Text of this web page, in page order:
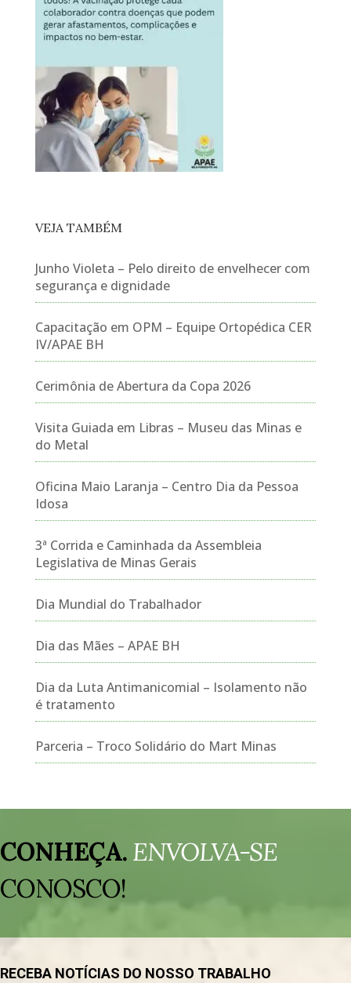
VEJA TAMBÉM
Junho Violeta – Pelo direito de envelhecer com
segurança e dignidade
Capacitação em OPM – Equipe Ortopédica CER
IV/APAE BH
Cerimônia de Abertura da Copa 2026
Visita Guiada em Libras – Museu das Minas e
do Metal
Oficina Maio Laranja – Centro Dia da Pessoa
Idosa
3ª Corrida e Caminhada da Assembleia
Legislativa de Minas Gerais
Dia Mundial do Trabalhador
Dia das Mães – APAE BH
Dia da Luta Antimanicomial – Isolamento não
é tratamento
Parceria – Troco Solidário do Mart Minas
de
vídeo
CONHEÇA.ENVOLVA-SE
CONOSCO!
RECEBA NOTÍCIAS DO NOSSO TRABALHO